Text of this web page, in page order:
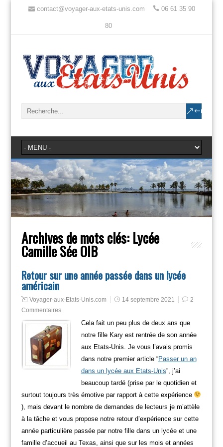
contact@voyager-aux-etats-unis.com 06 61 35 90
80
Archives de mots clés: Lycée
Camille Sée OIB
Retour sur une année passée dans un lycée
américain
Voyager-aux-Etats-Unis.com 14 septembre 2021
2
Commentaires
Cela fait un peu plus de deux ans que
notre fille Kary est rentrée de son année
aux Etats-Unis. Je vous l’avais promis
dans notre premier article “Passer un an
dans un lycée aux Etats-Unis”, j’ai
beaucoup tardé (prise par le quotidien et
surtout toujours très émotive par rapport à cette expérience
), mais devant le nombre de demandes de lecteurs je m’attèle
à la tâche et vous propose notre retour d’expérience sur cette
année particulière passée par notre fille dans un lycée et une
famille d’accueil au Texas, ainsi que sur les mois et années